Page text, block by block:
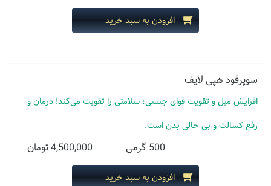
افزودن به سبد خرید
سوپرفود هپی لایف
افزایش میل و تقویت قوای جنسی؛ سلامتی را تقویت می‌کند! درمان و
رفع کسالت و بی حالی بدن است.
500 گرمی 4,500,000 تومان
افزودن به سبد خرید